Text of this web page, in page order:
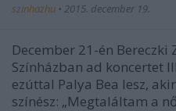
szinhazhu • 2015. december 19.
December 21-én
Színházban ad koncertet
ezúttal Palya Bea lesz,
színész: „Megtaláltam a